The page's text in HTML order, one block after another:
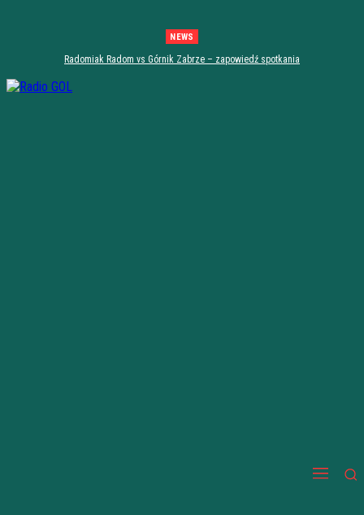
NEWS
Radomiak Radom vs Górnik Zabrze – zapowiedź spotkania